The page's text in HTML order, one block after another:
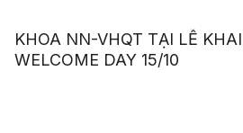
KHOA NN-VHQT TẠI LỄ
WELCOME DAY 15/10